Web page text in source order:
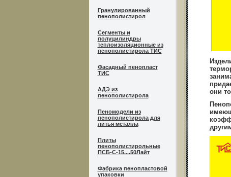
Гранулированный
пенополистирол
Сегменты и
полуцилиндры
теплоизоляционные из
пенополистирола ТИС
Фасадный пенопласт
ТИС
АДЭ из
пенополистирола
Пеномодели из
пенополистирола для
литья металла
Плиты
пенополистирольные
ПСБ-С-15....50Лайт
Фабрика пенопластовой
упаковки
они